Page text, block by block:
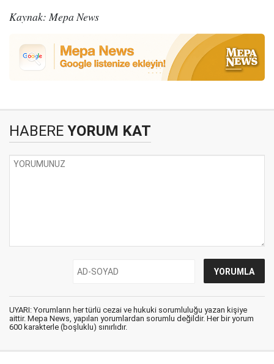
Kaynak: Mepa News
HABERE YORUM KAT
UYARI: Yorumların her türlü cezai ve hukuki sorumluluğu yazan kişiye
aittir. Mepa News, yapılan yorumlardan sorumlu değildir. Her bir yorum
600 karakterle (boşluklu) sınırlıdır.